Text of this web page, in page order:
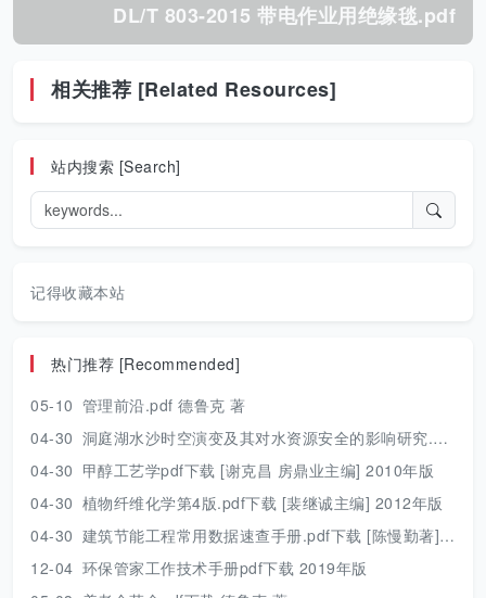
DL/T 803-2015 带电作业用绝缘毯.pdf
相关推荐 [Related Resources]
站内搜索 [Search]
记得收藏本站
热门推荐 [Recommended]
05-10 管理前沿.pdf 德鲁克 著
04-30 洞庭湖水沙时空演变及其对水资源安全的影响研究.pdf 胡光伟 著 2017年版
04-30 甲醇工艺学pdf下载 [谢克昌 房鼎业主编] 2010年版
04-30 植物纤维化学第4版.pdf下载 [裴继诚主编] 2012年版
04-30 建筑节能工程常用数据速查手册.pdf下载 [陈慢勤著] 2010年版
12-04 环保管家工作技术手册pdf下载 2019年版